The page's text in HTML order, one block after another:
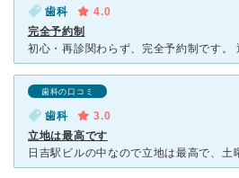
歯科
4.0
完全予約制
歯科の口コミ
歯科
3.0
立地は最高です